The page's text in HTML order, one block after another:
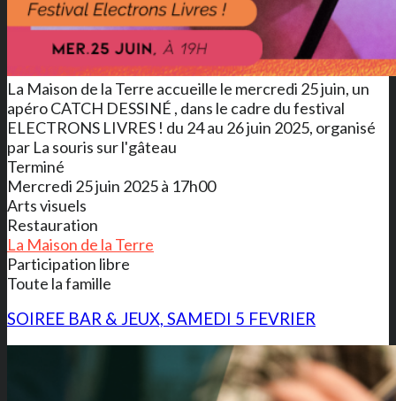
La Maison de la Terre accueille le mercredi 25 juin, un
apéro CATCH DESSINÉ , dans le cadre du festival
ELECTRONS LIVRES ! du 24 au 26 juin 2025, organisé
par La souris sur l'gâteau
Terminé
Mercredi 25 juin 2025 à 17h00
Arts visuels
Restauration
La Maison de la Terre
Participation libre
Toute la famille
SOIREE BAR & JEUX, SAMEDI 5 FEVRIER